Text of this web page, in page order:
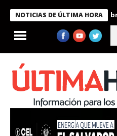
NOTICIAS DE ÚLTIMA HORA
Bukele condecora a miembros